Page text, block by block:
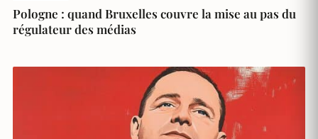
Pologne : quand Bruxelles couvre la mise au pas du
régulateur des médias